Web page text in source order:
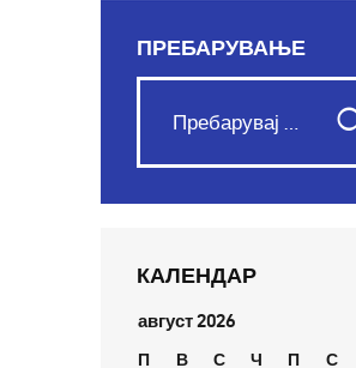
ПРЕБАРУВАЊЕ
КАЛЕНДАР
август 2026
П В С Ч П С